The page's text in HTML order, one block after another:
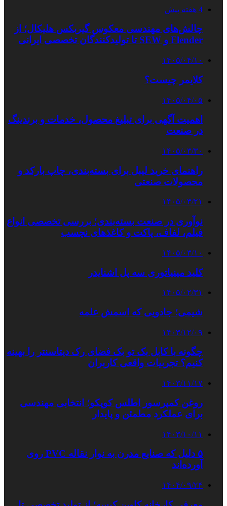
4 هفته پیش
چالش‌های مهندسی معکوس گیربکس هلیکال؛ از
Flender و SEW تا تولیدکنندگان تخصصی ایرانی
۱۴۰۵/۰۴/۱۰
کلایمر چیست؟
۱۴۰۵/۰۴/۰۵
اهمیت آگهی برای تبلیغ محصول، خدمات و برندینگ
در صنعت
۱۴۰۵/۰۳/۳۰
راهنمای خرید لیبل برای بسته‌بندی، چاپ بارکد و
محصولات صنعتی
۱۴۰۵/۰۳/۲۱
نوآوری در صنعت بسته‌بندی؛ بررسی تخصصی انواع
فیلم، لفاف، پاکت و کاغذهای نچسب
۱۴۰۵/۰۳/۱۰
کلید مینیاتوری سه پل اشنایدر
۱۴۰۵/۰۲/۳۱
شیمی؛ جادویی که اسمش علمه
۱۴۰۳/۱۲/۰۹
چگونه با کابل بک تو بک فضای رک دیتاسنتر را بهینه
کنیم؟ تجربیات واقعی کاربران
۱۴۰۳/۱۱/۱۷
روغن کمپرسور اطلس کوپکو؛ انتخابی مهندسی
برای عملکرد مطمئن و پایدار
۱۴۰۳/۱۰/۱۱
۵ دلیل که صنایع مدرن به نوار نقاله PVC روی
آورده‌اند
۱۴۰۴/۰۹/۲۴